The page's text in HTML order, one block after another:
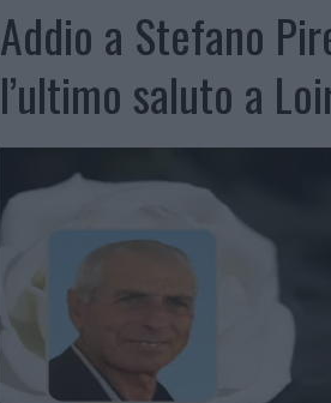
Addio a Stefano
l’ultimo saluto a